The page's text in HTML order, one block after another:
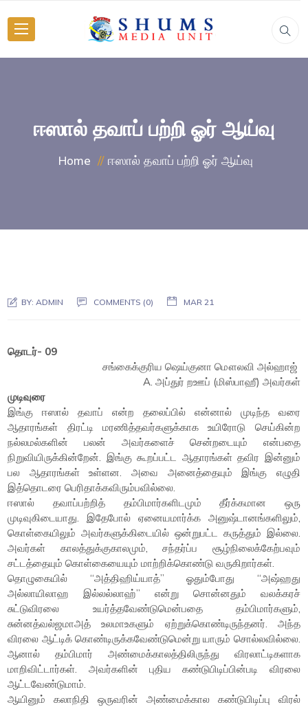
ஈஸால் தவாப் பற்றி ஓர் ஆய்வு
Home ஈஸால் தவாப் பற்றி ஓர் ஆய்வு
BY:ADMIN COMMENTS (0) MAR 21
தொடர்- 09
சங்கைக்குரிய ஷெய்குனா மௌலவி அல்ஹாஜ்
A. அப்துர் றஊப் (மிஸ்பாஹீ) அவர்கள்
முடிவுரை
இங்கு ஈஸால் தவாப் என்ற தலைப்பில் என்னால் முடிந்த வரை
ஆதாரங்கள் திரட்டி மரணித்தவர்களுக்காக உயிரோடு செய்கின்ற
நல்லமல்களின் பலன் அவர்களைச் சென்றடையும் என்பதை
நிறுவியிருக்கின்றேன். இங்கு கூறப்பட்ட ஆதாரங்கள் தவிர இன்னும்
பல ஆதாரங்கள் உள்ளன. அவை அனைத்தையும் இங்கு எழுதி
இத்தொடரை பெரிதாக்கவிரும்பவில்லை.
ஈஸால் தவாப்பற்றித் தம்பிமார்களிடமும் தீர்க்கமான ஒரு
முடிவுகிடையாது. இதேபோல் ஏனையமார்க்க அனுஷ்டானங்களிலும்,
கொள்கையிலும் அவர்களுக்கிடையில் ஒன்றுபட்ட கருத்தும் இல்லை.
அவர்கள் காலத்துக்குகாலமும், சந்தர்ப்ப சூழ்நிலைக்கேற்பவும்
சட்டத்தையும் கொள்கையையும் மாற்றிக்கொண்டு வருகிறார்கள்.
தொழுகையில் “அத்திஹிய்யாத்” ஓதும்போது “அஷ்ஹது
அல்லாயிலாஹ இல்லல்லாஹ்” என்று சொன்னதும் வலக்கரச்
சுட்டுவிரலை உயர்த்தவேண்டுமென்பதை தம்பிமார்களும்,
சுன்னத்வல்ஜமாஅத் உலமாஉகளும் ஏற்றுக்கொண்டிருந்தனர். அந்த
விரலை ஆட்டிக் கொண்டிருக்கவேண்டுமென்று யாரும் சொல்லவில்லை.
ஆனால் தம்பிமார் அண்மைக்காலத்திலிருந்து விரலாட்டிகளாக
மாறிவிட்டார்கள். அவர்களின் புதிய கண்டுபிடிப்பின்படி விரலை
ஆட்டவேண்டுமாம்.
ஆயினும் கலாநிதி ஒருவரின் அண்மைக்கால கண்டுபிடிப்பு விரல்